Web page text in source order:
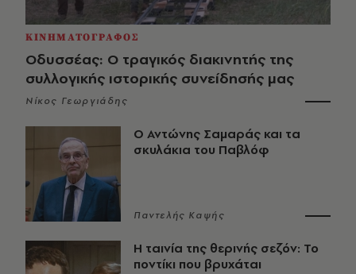
ΚΙΝΗΜΑΤΟΓΡΑΦΟΣ
Οδυσσέας: Ο τραγικός διακινητής της
συλλογικής ιστορικής συνείδησής μας
Νίκος Γεωργιάδης
Ο Αντώνης Σαμαράς και τα
σκυλάκια του Παβλόφ
Παντελής Καψής
Η ταινία της θερινής σεζόν: Το
ποντίκι που βρυχάται